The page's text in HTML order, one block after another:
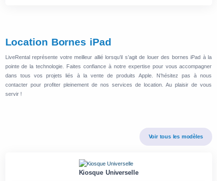
Location Bornes iPad
LiveRental représente votre meilleur allié lorsqu’il s’agit de louer des bornes iPad à la
pointe de la technologie. Faites confiance à notre expertise pour vous accompagner
dans tous vos projets liés à la vente de produits Apple. N’hésitez pas à nous
contacter pour profiter pleinement de nos services de location. Au plaisir de vous
servir !
Voir tous les modèles
Kiosque Universelle